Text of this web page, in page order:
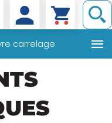
carrelage